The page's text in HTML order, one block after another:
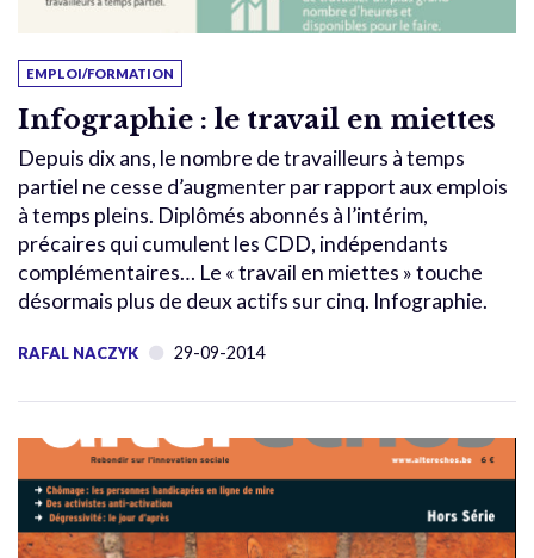
EMPLOI/FORMATION
Infographie : le travail en miettes
Depuis dix ans, le nombre de travailleurs à temps
partiel ne cesse d’augmenter par rapport aux emplois
à temps pleins. Diplômés abonnés à l’intérim,
précaires qui cumulent les CDD, indépendants
complémentaires… Le « travail en miettes » touche
désormais plus de deux actifs sur cinq. Infographie.
RAFAL NACZYK 29-09-2014